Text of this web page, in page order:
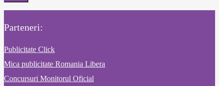
Parteneri:
Publicitate Click
Mica publicitate Romania Libera
Concursuri Monitorul Oficial